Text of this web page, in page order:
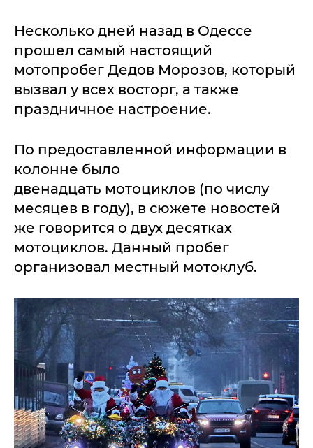
Несколько дней назад в Одессе
прошел самый настоящий
мотопробег Дедов Морозов, который
вызвал у всех восторг, а также
праздничное настроение.
По предоставленной информации в
колонне было
двенадцать мотоциклов (по числу
месяцев в году), в сюжете новостей
же говорится о двух десятках
мотоциклов. Данный пробег
организовал местный мотоклуб.